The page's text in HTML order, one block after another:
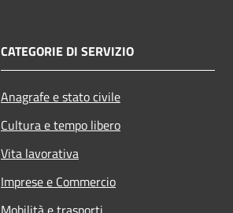
CATEGORIE DI SERVIZIO
Anagrafe e stato civile
Cultura e tempo libero
Vita lavorativa
Imprese e Commercio